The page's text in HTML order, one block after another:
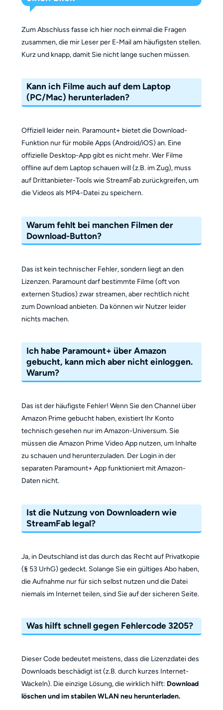
Zum Abschluss fasse ich hier noch einmal die Fragen
zusammen, die mir Leser per E-Mail am häufigsten stellen.
Kurz und knapp, damit Sie nicht lange suchen müssen.
Kann ich Filme auch auf dem Laptop
(PC/Mac) herunterladen?
Offiziell leider nein. Paramount+ bietet die Download-
Funktion nur für mobile Apps (Android/iOS) an. Eine
offizielle Desktop-App gibt es nicht mehr. Wer Filme
offline auf dem Laptop schauen will (z.B. im Zug), muss
auf Drittanbieter-Tools wie StreamFab zurückgreifen, um
die Videos als MP4-Datei zu speichern.
Warum fehlt bei manchen Filmen der
Download-Button?
Das ist kein technischer Fehler, sondern liegt an den
Lizenzen. Paramount darf bestimmte Filme (oft von
externen Studios) zwar streamen, aber rechtlich nicht
zum Download anbieten. Da können wir Nutzer leider
nichts machen.
Ich habe Paramount+ über Amazon
gebucht, kann mich aber nicht einloggen.
Warum?
Das ist der häufigste Fehler! Wenn Sie den Channel über
Amazon Prime gebucht haben, existiert Ihr Konto
technisch gesehen nur im Amazon-Universum. Sie
müssen die Amazon Prime Video App nutzen, um Inhalte
zu schauen und herunterzuladen. Der Login in der
separaten Paramount+ App funktioniert mit Amazon-
Daten nicht.
Ist die Nutzung von Downloadern wie
StreamFab legal?
Ja, in Deutschland ist das durch das Recht auf Privatkopie
(§ 53 UrhG) gedeckt. Solange Sie ein gültiges Abo haben,
die Aufnahme nur für sich selbst nutzen und die Datei
niemals im Internet teilen, sind Sie auf der sicheren Seite.
Was hilft schnell gegen Fehlercode 3205?
Dieser Code bedeutet meistens, dass die Lizenzdatei des
Downloads beschädigt ist (z.B. durch kurzes Internet-
Wackeln). Die einzige Lösung, die wirklich hilft: Download
löschen und im stabilen WLAN neu herunterladen.